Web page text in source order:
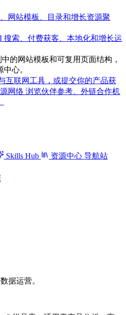
网站模板、目录和增长资源聚
搜索、付费获客、本地化和增长运
的网站模板和可复用页面结构，
心。
互联网工具，或提交你的产品获
网络 浏览伙伴参考、外链合作机
Skills Hub 资源中心 导航站
据运营。